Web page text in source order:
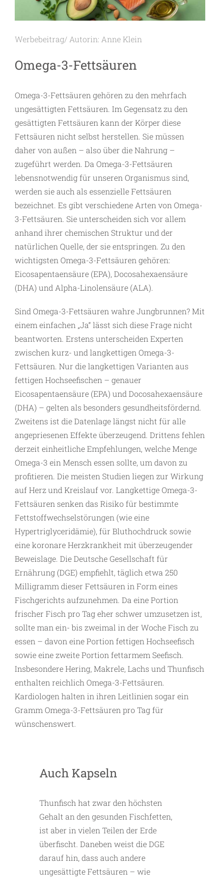
Werbebeitrag/ Autorin: Anne Klein
Omega-3-Fettsäuren
Omega-3-Fettsäuren gehören zu den mehrfach
ungesättigten Fettsäuren. Im Gegensatz zu den
gesättigten Fettsäuren kann der Körper diese
Fettsäuren nicht selbst herstellen. Sie müssen
daher von außen – also über die Nahrung –
zugeführt werden. Da Omega-3-Fettsäuren
lebensnotwendig für unseren Organismus sind,
werden sie auch als essenzielle Fettsäuren
bezeichnet. Es gibt verschiedene Arten von Omega-
3-Fettsäuren. Sie unterscheiden sich vor allem
anhand ihrer chemischen Struktur und der
natürlichen Quelle, der sie entspringen. Zu den
wichtigsten Omega-3-Fettsäuren gehören:
Eicosapentaensäure (EPA), Docosahexaensäure
(DHA) und Alpha-Linolensäure (ALA).
Sind Omega-3-Fettsäuren wahre Jungbrunnen? Mit
einem einfachen „Ja“ lässt sich diese Frage nicht
beantworten. Erstens unterscheiden Experten
zwischen kurz- und langkettigen Omega-3-
Fettsäuren. Nur die ­langkettigen Varianten aus
fettigen Hochseefischen – genauer
Eicosapentaensäure (EPA) und Docosahexaensäure
(DHA) – gelten als besonders gesundheitsfördernd.
Zweitens ist die Datenlage längst nicht für alle
angepriesenen Effekte überzeugend. Drittens fehlen
derzeit einheitliche Empfehlungen, welche Menge
Omega-3 ein Mensch essen sollte, um davon zu
profitieren. Die meisten Studien liegen zur Wirkung
auf Herz und Kreislauf vor. Langkettige Omega-3-
Fettsäuren senken das Risiko für bestimmte
Fettstoffwechselstörungen (wie eine
Hypertriglyceridämie), für Bluthochdruck sowie
eine koronare Herzkrankheit mit überzeugender
Beweislage. Die Deutsche Gesellschaft für
Ernährung (DGE) empfiehlt, täglich etwa 250
Milligramm dieser ­Fettsäuren in Form eines
Fischgerichts aufzunehmen. Da eine Portion
frischer Fisch pro Tag eher schwer umzusetzen ist,
sollte man ein- bis zweimal in der Woche Fisch zu
essen – davon eine Portion fettigen Hochseefisch
sowie eine zweite Portion fettarmem Seefisch.
Insbesondere Hering, Makrele, Lachs und Thunfisch
enthalten reichlich Omega-3-Fettsäuren.
Kardiologen halten in ihren Leitlinien sogar ein
Gramm Omega-3-Fettsäuren pro Tag für
wünschenswert.
Auch Kapseln
Thunfisch hat zwar den höchsten
Gehalt an den gesunden Fischfetten,
ist aber in vielen Teilen der Erde
überfischt. Daneben weist die DGE
darauf hin, dass auch andere
ungesättigte Fettsäuren – wie